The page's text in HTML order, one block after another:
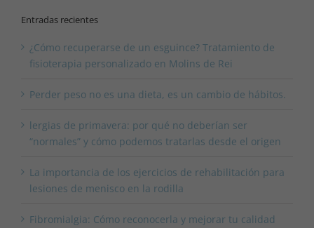
Entradas recientes
¿Cómo recuperarse de un esguince? Tratamiento de
fisioterapia personalizado en Molins de Rei
Perder peso no es una dieta, es un cambio de hábitos.
lergias de primavera: por qué no deberían ser
“normales” y cómo podemos tratarlas desde el origen
La importancia de los ejercicios de rehabilitación para
lesiones de menisco en la rodilla
Fibromialgia: Cómo reconocerla y mejorar tu calidad